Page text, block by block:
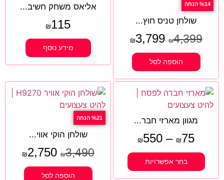
%14 הנחה
שולחן טניס חוץ...
₪4,399
₪3,799
הוספה לסל
אליאס משחק חשיב...
₪115
מידע נוסף
מגוון מארזי חבר...
₪75
–
₪550
בחר אפשרויות
%21 הנחה
שולחן הוקי אווי...
₪3,490
₪2,750
הוספה לסל